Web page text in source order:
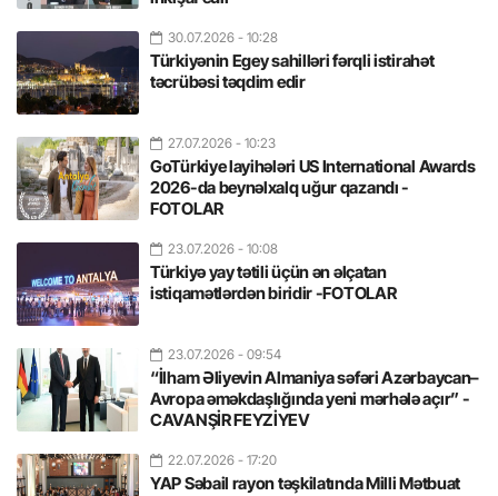
30.07.2026 - 10:28
Türkiyənin Egey sahilləri fərqli istirahət
təcrübəsi təqdim edir
27.07.2026 - 10:23
GoTürkiye layihələri US International Awards
2026-da beynəlxalq uğur qazandı -
FOTOLAR
23.07.2026 - 10:08
Türkiyə yay tətili üçün ən əlçatan
istiqamətlərdən biridir -FOTOLAR
23.07.2026 - 09:54
“İlham Əliyevin Almaniya səfəri Azərbaycan–
Avropa əməkdaşlığında yeni mərhələ açır” -
CAVANŞİR FEYZİYEV
22.07.2026 - 17:20
YAP Səbail rayon təşkilatında Milli Mətbuat